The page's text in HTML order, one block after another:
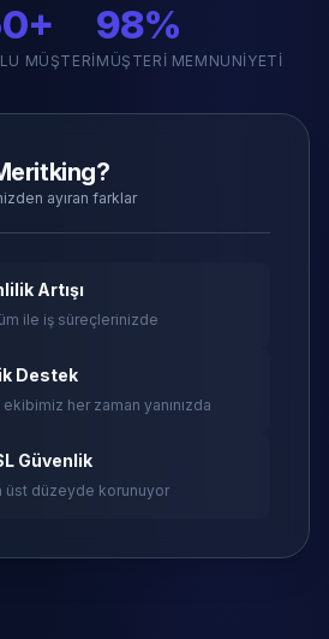
MÜŞTERI
98%
MÜŞTERI MEMNUNIYETI
ayıran farklar
Artışı
ile iş süreçlerinizde
Destek
her zaman yanınızda
Güvenlik
üst düzeyde korunuyor